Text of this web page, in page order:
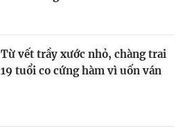
Từ vết trầy xước nhỏ, chàng trai
19 tuổi co cứng hàm vì uốn ván